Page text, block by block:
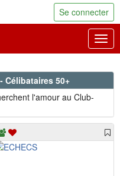
Se connecter
Célibataires 50+
l'amour au Club-